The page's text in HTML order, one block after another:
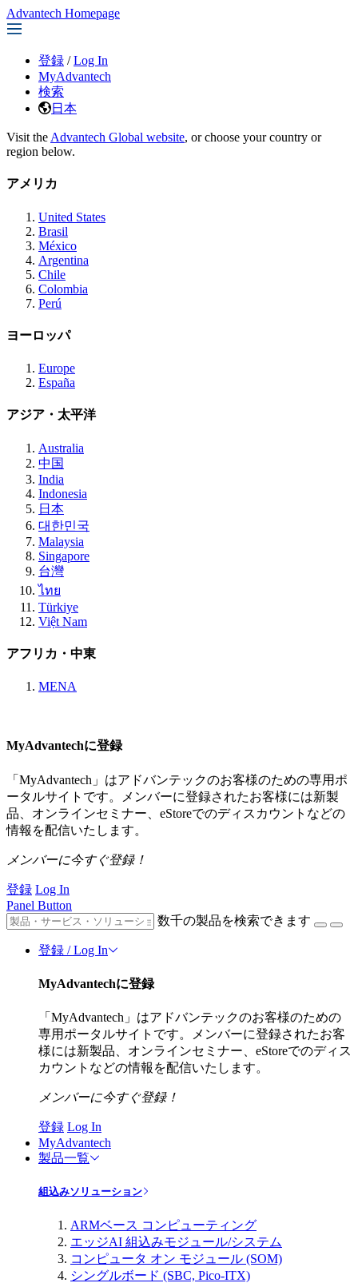
Advantech Homepage
登録 / Log In
MyAdvantech
検索
日本
Visit the Advantech Global website, or choose your country or
region below.
アメリカ
United States
Brasil
México
Argentina
Chile
Colombia
Perú
ヨーロッパ
Europe
España
アジア・太平洋
Australia
中国
India
Indonesia
日本
대한민국
Malaysia
Singapore
台灣
ไทย
Türkiye
Việt Nam
アフリカ・中東
MENA
MyAdvantechに登録
「MyAdvantech」はアドバンテックのお客様のための専用ポ
ータルサイトです。メンバーに登録されたお客様には新製
品、オンラインセミナー、eStoreでのディスカウントなどの
情報を配信いたします。
メンバーに今すぐ登録！
登録 Log In
Panel Button
数千の製品を検索できます
登録 / Log In
MyAdvantechに登録
「MyAdvantech」はアドバンテックのお客様のための
専用ポータルサイトです。メンバーに登録されたお客
様には新製品、オンラインセミナー、eStoreでのディス
カウントなどの情報を配信いたします。
メンバーに今すぐ登録！
登録 Log In
MyAdvantech
製品一覧
組込みソリューション
ARMベース コンピューティング
エッジAI 組込みモジュール/システム
コンピュータ オン モジュール (SOM)
シングルボード (SBC, Pico-ITX)